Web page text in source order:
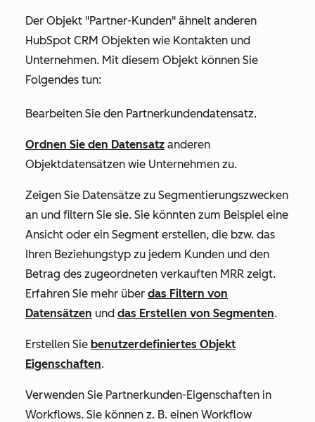
Der Objekt "Partner-Kunden" ähnelt anderen
HubSpot CRM Objekten wie Kontakten und
Unternehmen. Mit diesem Objekt können Sie
Folgendes tun:
Bearbeiten Sie den Partnerkundendatensatz.
Ordnen Sie den Datensatz anderen
Objektdatensätzen wie Unternehmen zu.
Zeigen Sie Datensätze zu Segmentierungszwecken
an und filtern Sie sie. Sie könnten zum Beispiel eine
Ansicht oder ein Segment erstellen, die bzw. das
Ihren Beziehungstyp zu jedem Kunden und den
Betrag des zugeordneten verkauften MRR zeigt.
Erfahren Sie mehr über das Filtern von
Datensätzen und das Erstellen von Segmenten.
Erstellen Sie benutzerdefiniertes Objekt
Eigenschaften.
Verwenden Sie Partnerkunden-Eigenschaften in
Workflows. Sie können z. B. einen Workflow